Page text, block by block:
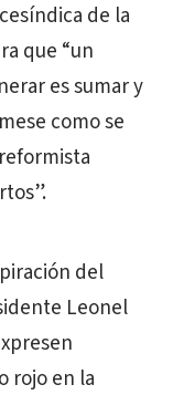
de la
que “un
es sumar y
como se
del
Leonel
rojo en la